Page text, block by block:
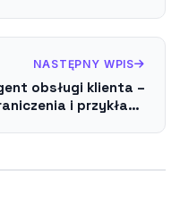
NASTĘPNY WPIS
obsługi klienta –
i przykłady